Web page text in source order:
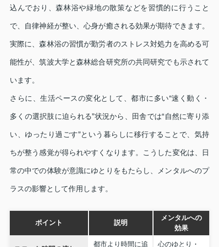
込んでおり、森林浴や緑地の散策などを習慣的に行うこと
で、自律神経が整い、心身が癒される効果が期待できます。
実際に、森林浴の習慣が勤労者のストレス対処力を高める可
能性が、筑波大学と森林総合研究所の共同研究でも示されて
います。
さらに、生活ペースの変化として、都市に多い“速く動く・
多くの選択肢に迫られる”状況から、田舎では“自然に寄り添
い、ゆったり過ごす”という暮らしに移行することで、気持
ちが整う感覚が得られやすくなります。こうした変化は、日
常の中での体験が意識にゆとりをもたらし、メンタルへのプ
ラスの影響として作用します。
ポイント 説明
メンタルへの
効果
都市より時間に追
心のゆとり・